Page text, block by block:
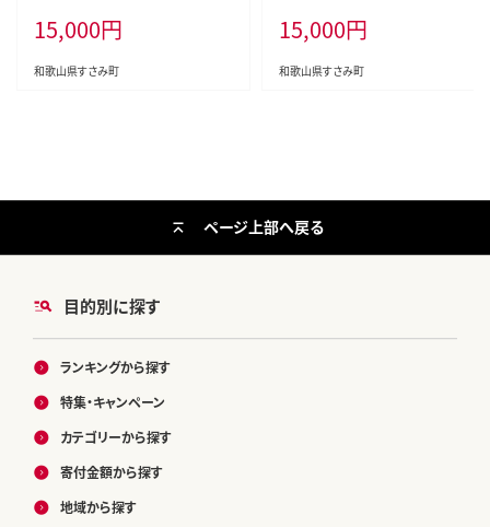
たき 丼 刺身【nks106A】
15,000円
和歌山県すさみ町
指定不可) / キウイ キウイフルーツ
フルーツ 果物 くだもの 【uot792】
15,000円
和歌山県すさみ町
目的別に探す
ランキングから探す
特集・キャンペーン
カテゴリーから探す
寄付金額から探す
地域から探す
ページ上部へ戻る